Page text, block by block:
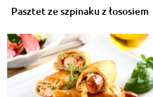
Pasztet ze szpinaku z łososiem